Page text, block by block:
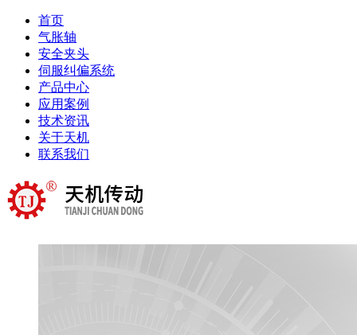
首页
气胀轴
安全夹头
伺服纠偏系统
产品中心
应用案例
技术资讯
关于天机
联系我们